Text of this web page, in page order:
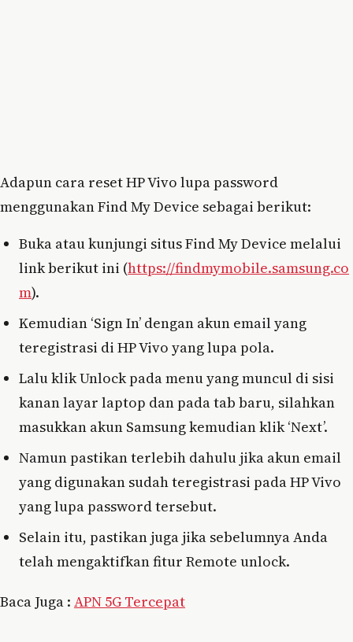
Adapun cara reset HP Vivo lupa password
menggunakan Find My Device sebagai berikut:
Buka atau kunjungi situs Find My Device melalui
link berikut ini (https://findmymobile.samsung.co
m).
Kemudian ‘Sign In’ dengan akun email yang
teregistrasi di HP Vivo yang lupa pola.
Lalu klik Unlock pada menu yang muncul di sisi
kanan layar laptop dan pada tab baru, silahkan
masukkan akun Samsung kemudian klik ‘Next’.
Namun pastikan terlebih dahulu jika akun email
yang digunakan sudah teregistrasi pada HP Vivo
yang lupa password tersebut.
Selain itu, pastikan juga jika sebelumnya Anda
telah mengaktifkan fitur Remote unlock.
Baca Juga : APN 5G Tercepat